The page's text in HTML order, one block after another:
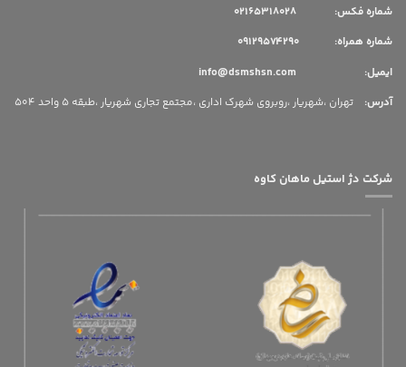
شماره فکس: 02165318028
شماره همراه: 09129574290
ایمیل: info@dsmshsn.com
آدرس: تهران ،شهریار ،روبروی شهرک اداری ،مجتمع تجاری شهریار ،طبقه 5 واحد 504
شرکت دژ استیل ماهان کاوه